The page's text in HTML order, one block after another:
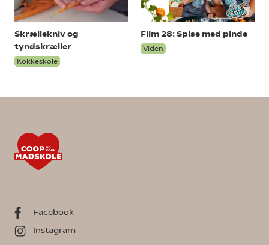
Skrællekniv og
tyndskræller
Kokkeskole
Film 28: Spise med pinde
Viden
Facebook
Instagram